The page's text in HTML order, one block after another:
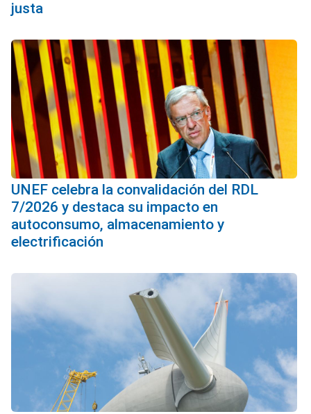
justa
UNEF celebra la convalidación del RDL
7/2026 y destaca su impacto en
autoconsumo, almacenamiento y
electrificación